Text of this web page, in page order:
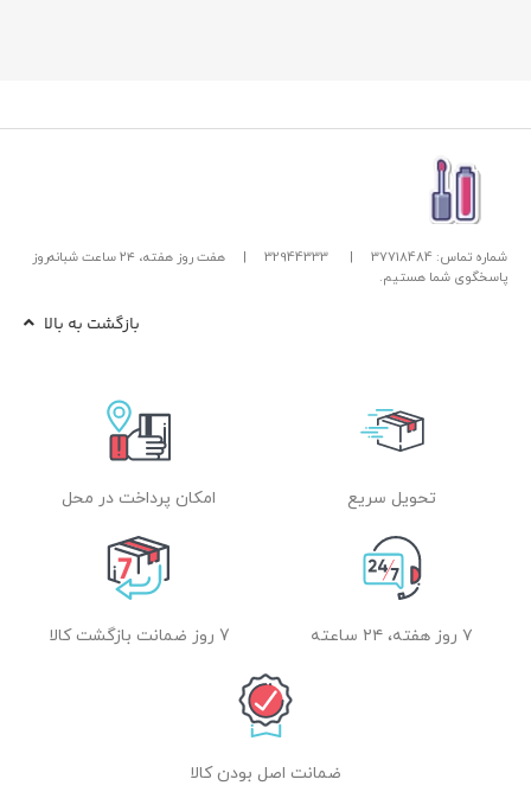
شماره تماس: 37718484 |
32944333
|
هفت روز هفته، ۲۴ ساعت شبانه‌روز
پاسخگوی شما هستیم.
بازگشت به بالا
تحویل سریع امکان پرداخت در محل
۷ روز هفته، ۲۴ ساعته 7 روز ضمانت بازگشت کالا
ضمانت اصل بودن کالا